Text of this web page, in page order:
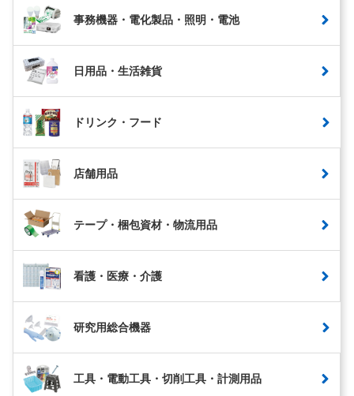
事務機器・電化製品・照明・電池
日用品・生活雑貨
ドリンク・フード
店舗用品
テープ・梱包資材・物流用品
看護・医療・介護
研究用総合機器
工具・電動工具・切削工具・計測用品